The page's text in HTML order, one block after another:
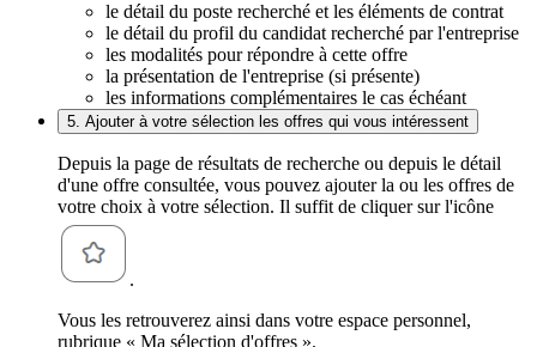
le détail du poste recherché et les éléments de contrat
le détail du profil du candidat recherché par l'entreprise
les modalités pour répondre à cette offre
la présentation de l'entreprise (si présente)
les informations complémentaires le cas échéant
5. Ajouter à votre sélection les offres qui vous intéressent
Depuis la page de résultats de recherche ou depuis le détail
d'une offre consultée, vous pouvez ajouter la ou les offres de
votre choix à votre sélection. Il suffit de cliquer sur l'icône
.
Vous les retrouverez ainsi dans votre espace personnel,
rubrique « Ma sélection d'offres ».